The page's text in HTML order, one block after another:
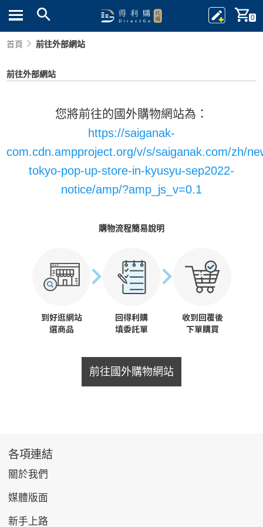
0
首頁 前往外部網站
前往外部網站
您將前往的國外購物網站為：
https://saiganak-
com.cdn.ampproject.org/v/s/saiganak.com/zh/
tokyo-pop-up-store-in-kyusyu-sep2022-
notice/amp/?amp_js_v=0.1
購物流程簡易說明
前往國外購物網站
各項連結
關於我們
媒體版面
新手上路